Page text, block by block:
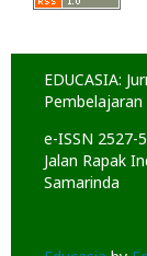
EDUCASIA:
Pembelajaran
e-ISSN 2527-
Jalan Rapak
Samarinda